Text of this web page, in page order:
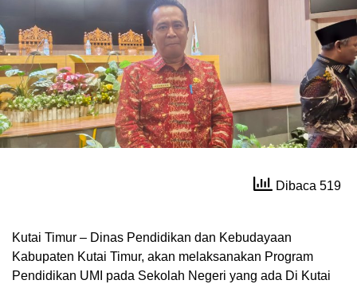
Dibaca 519
Kutai Timur – Dinas Pendidikan dan Kebudayaan
Kabupaten Kutai Timur, akan melaksanakan Program
Pendidikan UMI pada Sekolah Negeri yang ada Di Kutai